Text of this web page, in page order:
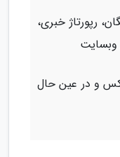
رپورتاژ خبری،
وبسایت
و در عین حال